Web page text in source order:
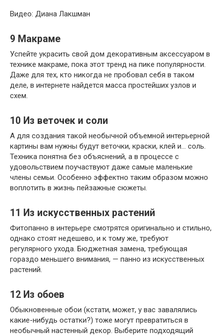
Видео: Диана Лакшман
9 Макраме
Успейте украсить свой дом декоративным аксессуаром в
технике макраме, пока этот тренд на пике популярности.
Даже для тех, кто никогда не пробовал себя в таком
деле, в интернете найдется масса простейших узлов и
схем.
10 Из веточек и соли
А для создания такой необычной объемной интерьерной
картины вам нужны будут веточки, краски, клей и… соль.
Техника понятна без объяснений, а в процессе с
удовольствием поучаствуют даже самые маленькие
члены семьи. Особенно эффектно таким образом можно
воплотить в жизнь пейзажные сюжеты.
11 Из искусственных растений
Фитопанно в интерьере смотрятся оригинально и стильно,
однако стоят недешево, и к тому же, требуют
регулярного ухода. Бюджетная замена, требующая
гораздо меньшего внимания, — панно из искусственных
растений.
12 Из обоев
Обыкновенные обои (кстати, может, у вас завалялись
какие-нибудь остатки?) тоже могут превратиться в
необычный настенный декор. Выберите подходящий